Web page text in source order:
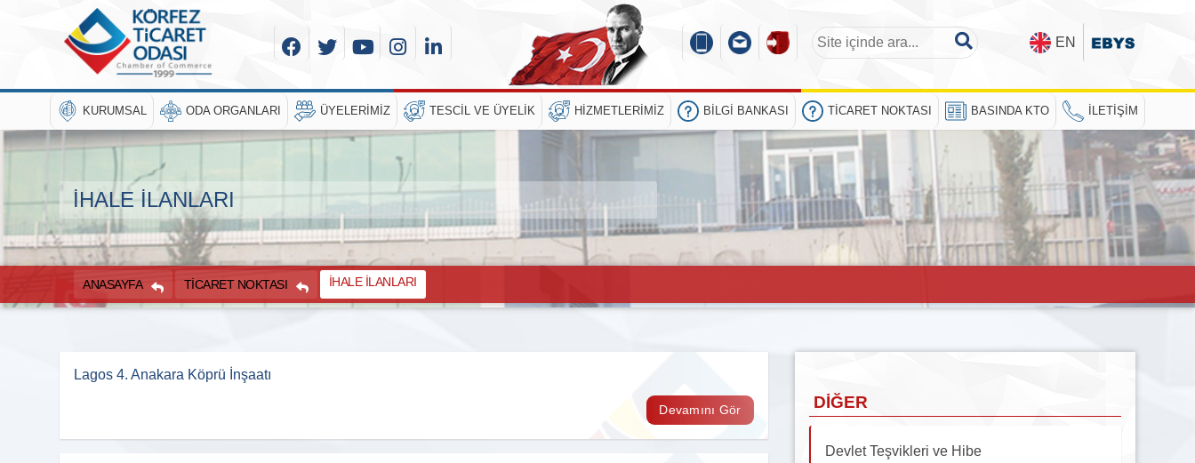
EN
KURUMSAL ODA ORGANLARI ÜYELERIMIZ TESCIL VE ÜYELIK HIZMETLERIMIZ BILGI BANKASI TICARET NOKTASI BASINDA KTO İLETIŞIM
İHALE İLANLARI
ANASAYFA TICARET NOKTASI İHALE İLANLARI
Lagos 4. Anakara Köprü İnşaatı
Devamını Gör DIĞER
Devlet Teşvikleri ve Hibe